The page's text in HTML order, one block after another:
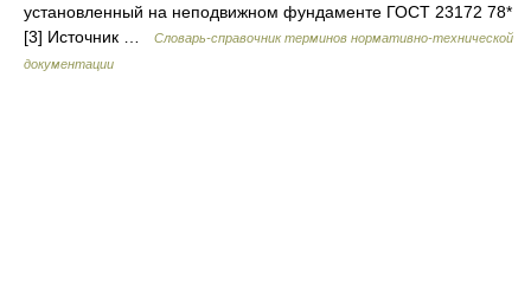
установленный на неподвижном фундаменте ГОСТ 23172 78*
[3] Источник …
Словарь-справочник терминов нормативно-технической
документации